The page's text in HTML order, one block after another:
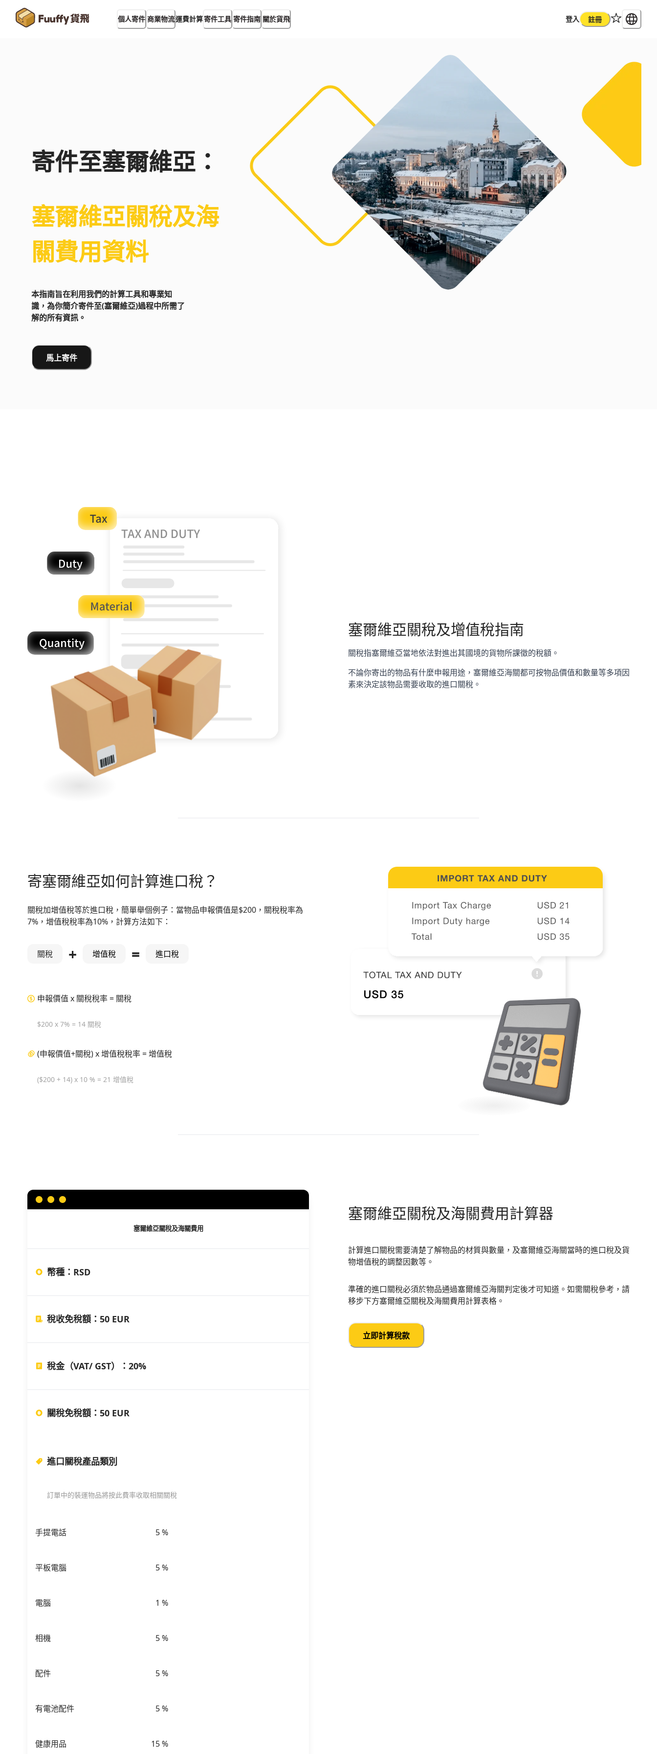
個人寄件 商業物流運費計算寄件工具 寄件指南 關於貨飛 登入 註冊
寄件至塞爾維亞 ：
塞爾維亞關稅及海
關費用資料
本指南旨在利用我們的計算工具和專業知
識，為你簡介寄件至(塞爾維亞)過程中所需了
解的所有資訊。
馬上寄件
塞爾維亞關稅及增值稅指南
關稅指塞爾維亞當地依法對進出其國境的貨物所課徵的稅額。
不論你寄出的物品有什麼申報用途，塞爾維亞海關都可按物品價值和數量等多項因
素來決定該物品需要收取的進口關稅。
寄塞爾維亞如何計算進口稅？
關稅加增值稅等於進口稅，簡單舉個例子：當物品申報價值是$200，關稅稅率為
7%，增值稅稅率為10%，計算方法如下：
關稅 + 增值稅 = 進口稅
申報價值 x 關稅稅率 = 關稅
$200 x 7% = 14 關稅
(申報價值+關稅) x 增值稅稅率 = 增值稅
($200 + 14) x 10 % = 21 增值稅
塞爾維亞關稅及海關費用
幣種 ： RSD
稅收免稅額 ： 50 EUR
稅金（VAT/ GST） ： 20%
關稅免稅額 ： 50 EUR
進口關稅產品類別
訂單中的裝運物品將按此費率收取相關關稅
手提電話 5%
平板電腦 5%
電腦 1 %
相機 5%
配件 5%
有電池配件 5%
健康用品 15%
塞爾維亞關稅及海關費用計算器
計算進口關稅需要清楚了解物品的材質與數量，及塞爾維亞海關當時的進口稅及貨
物增值稅的調整因數等。
準確的進口關稅必須於物品通過塞爾維亞海關判定後才可知道。如需關稅參考，請
移步下方塞爾維亞關稅及海關費用計算表格。
立即計算稅款